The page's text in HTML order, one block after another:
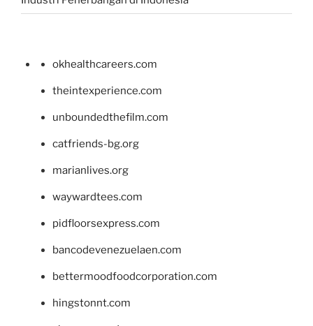
okhealthcareers.com
theintexperience.com
unboundedthefilm.com
catfriends-bg.org
marianlives.org
waywardtees.com
pidfloorsexpress.com
bancodevenezuelaen.com
bettermoodfoodcorporation.com
hingstonnt.com